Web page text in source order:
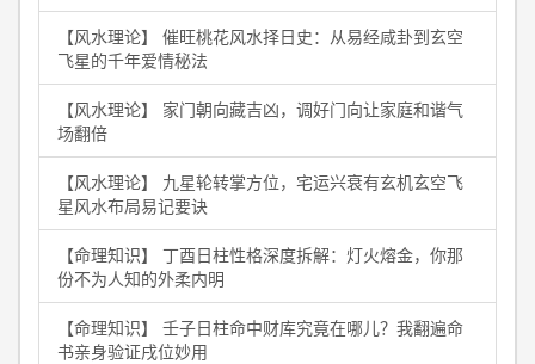
【风水理论】 催旺桃花风水择日史：从易经咸卦到玄空
飞星的千年爱情秘法
【风水理论】 家门朝向藏吉凶，调好门向让家庭和谐气
场翻倍
【风水理论】 九星轮转掌方位，宅运兴衰有玄机玄空飞
星风水布局易记要诀
【命理知识】 丁酉日柱性格深度拆解：灯火熔金，你那
份不为人知的外柔内明
【命理知识】 壬子日柱命中财库究竟在哪儿？我翻遍命
书亲身验证戌位妙用